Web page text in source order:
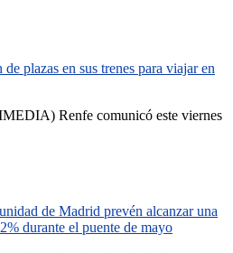
plazas en sus trenes para viajar en
Renfe comunicó este viernes
de Madrid prevén alcanzar una
durante el puente de mayo